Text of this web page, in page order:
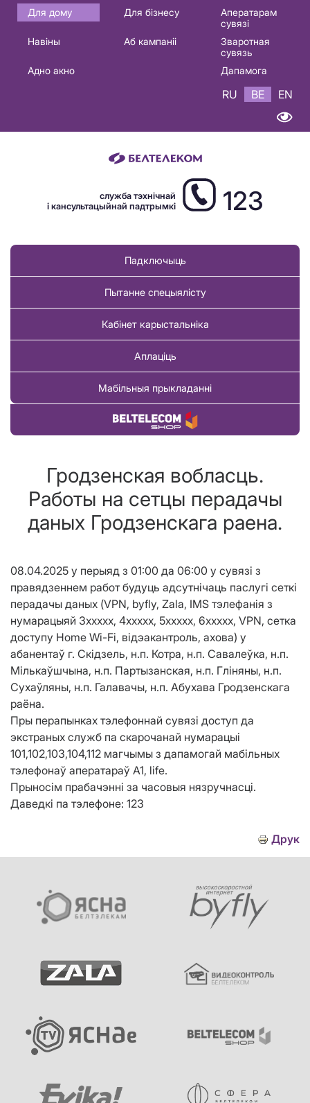
Основная
навигация
Для дому Для бізнесу
Аператарам
сувязі
Навіны
Аб кампаніі
Зваротная
сувязь
Адно акно
Дапамога
RU BE EN
служба тэхнічнай
і кансультацыйнай падтрымкі
123
Падключыць
Пытанне спецыялісту
Кабінет карыстальніка
Аплаціць
Мабільныя прыкладанні
Купіць тавар
Гродзенская вобласць.
Работы на сетцы перадачы
даных Гродзенскага раена.
08.04.2025 у перыяд з 01:00 да 06:00 у сувязі з
правядзеннем работ будуць адсутнічаць паслугі сеткі
перадачы даных (VPN, byfly, Zala, IMS тэлефанія з
нумарацыяй 3ххххх, 4ххххх, 5ххххх, 6ххххх, VPN, сетка
доступу Home Wi-Fi, відэакантроль, ахова) у
абанентаў г. Скідзель, н.п. Котра, н.п. Савалеўка, н.п.
Мількаўшчына, н.п. Партызанская, н.п. Гліняны, н.п.
Сухаўляны, н.п. Галавачы, н.п. Абухава Гродзенскага
раёна.
Пры перапынках тэлефоннай сувязі доступ да
экстраных служб па скарочанай нумарацыі
101,102,103,104,112 магчымы з дапамогай мабільных
тэлефонаў аператараў А1, life.
Прыносім прабачэнні за часовыя нязручнасці.
Даведкі па тэлефоне: 123
Друк